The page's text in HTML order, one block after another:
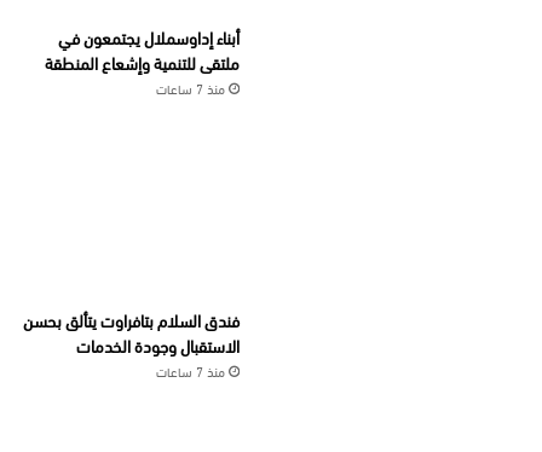
أبناء إداوسملال يجتمعون في
ملتقى للتنمية وإشعاع المنطقة
منذ 7 ساعات
فندق السلام بتافراوت يتألق بحسن
الاستقبال وجودة الخدمات
منذ 7 ساعات